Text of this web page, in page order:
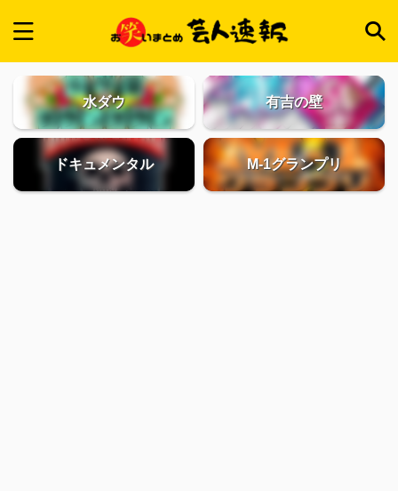
水ダウ 有吉の壁
ドキュメンタル M-1グランプリ